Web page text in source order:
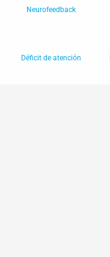
Neurofeedback
Déficit de atención